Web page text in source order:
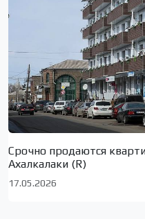
Срочно продаются
Ахалкалаки (R)
17.05.2026